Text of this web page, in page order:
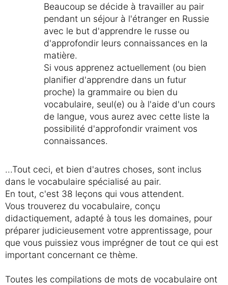
Beaucoup se décide à travailler au pair
pendant un séjour à l'étranger en Russie
avec le but d'apprendre le russe ou
d'approfondir leurs connaissances en la
matière.
Si vous apprenez actuellement (ou bien
planifier d'apprendre dans un futur
proche) la grammaire ou bien du
vocabulaire, seul(e) ou à l'aide d'un cours
de langue, vous aurez avec cette liste la
possibilité d'approfondir vraiment vos
connaissances.
...Tout ceci, et bien d'autres choses, sont inclus
dans le vocabulaire spécialisé au pair.
En tout, c'est 38 leçons qui vous attendent.
Vous trouverez du vocabulaire, conçu
didactiquement, adapté à tous les domaines, pour
préparer judicieusement votre apprentissage, pour
que vous puissiez vous imprégner de tout ce qui est
important concernant ce thème.
Toutes les compilations de mots de vocabulaire ont